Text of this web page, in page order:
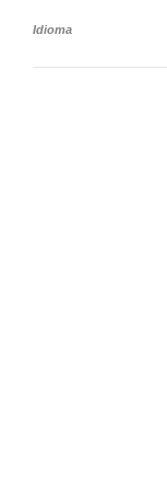
Idioma